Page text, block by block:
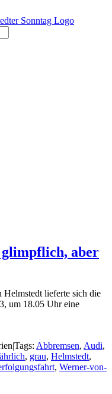
aber
Helmstedt lieferte sich die
um 18.05 Uhr eine
|Tags: Abbremsen, Audi,
, grau, Helmstedt,
, Werner-von-